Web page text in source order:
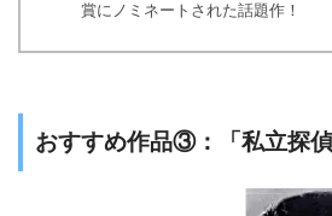
賞にノミネートされた話題作！
おすすめ作品③：「私立探偵